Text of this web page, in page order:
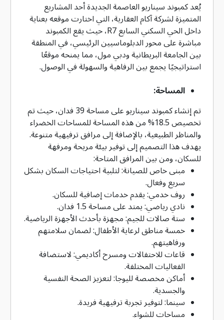
يُعد كمبوند سيناريو العاصمة الجديدة أحد المشاريع
المتميزة لشركة آكام العقارية، التي اختارت موقعه بعناية
داخل الحي السكني السابع R7، حيث يقع الكمبوند
مباشرة على محور الدبلوماسيين الرئيسي، في المنطقة
بين الجامعة البريطانية ودبي مول، مما يمنحه موقعًا
استراتيجيًا يجمع بين الرفاهية والسهولة في الوصول.
المساحة:
تم إنشاء كمبوند سيناريو على مساحة 39 فدان، حيث تم
تخصيص 18.5% من هذه المساحة للمساحات الخضراء
والمناظر الطبيعية، بالإضافة إلى مرافق ترفيهية متنوعة.
يهدف هذا التصميم إلى توفير بيئة مريحة ومرفهة
للسكان، ومن بين المرافق المتاحة:
مبنى خاص للصيانة: لتلبية احتياجات السكان بشكل
سريع وفعال.
روف خدمي: يقدم خدمات إضافية للسكان.
نادي رياضي: يمتد على مساحة 1.5 فدان.
ستة صالات للجيم: مجهزة بأحدث الأجهزة الرياضية.
خمسة مناطق لرعاية الأطفال: لضمان سلامتهم
ورفاهيتهم.
قاعات للاحتفالات ومسرح أكاديمي: لاستضافة
الفعاليات المختلفة.
أماكن مخصصة لليوجا: لتعزيز الصحة النفسية
والجسدية.
سينما: لتوفير تجربة ترفيهية فريدة.
مساحات للشواء.